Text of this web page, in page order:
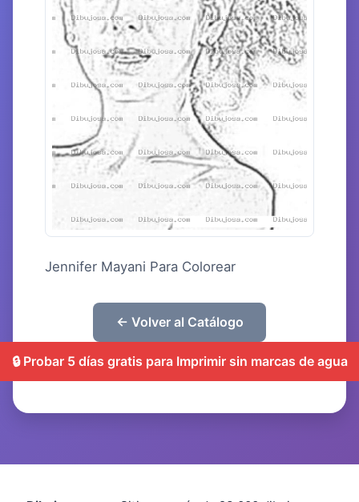
Jennifer Mayani Para Colorear
← Volver al Catálogo
🔒 Probar 5 días gratis para Imprimir sin marcas de agua